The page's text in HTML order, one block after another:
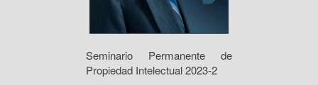
Seminario Permanente de
Propiedad Intelectual 2023-2